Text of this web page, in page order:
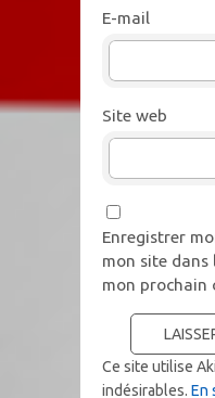
E-mail
Site web
Enregistrer
mon site
mon prochain
Ce site utilise
indésirables. En